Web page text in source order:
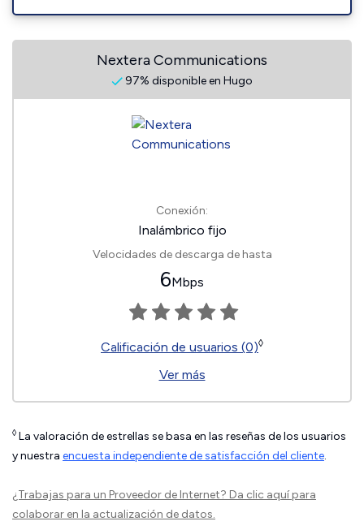
Nextera Communications
97% disponible en Hugo
Conexión:
Inalámbrico fijo
Velocidades de descarga de hasta
6Mbps
Calificación de usuarios (0)◊
Ver más
◊ La valoración de estrellas se basa en las reseñas de los usuarios
y nuestra encuesta independiente de satisfacción del cliente.
¿Trabajas para un Proveedor de Internet? Da clic aquípara
colaborar en la actualización de datos.